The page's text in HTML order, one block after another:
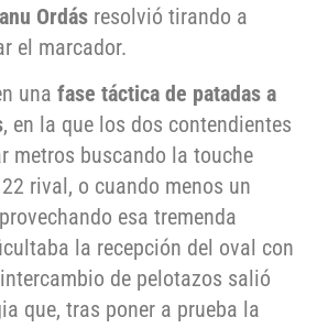
Ordás resolvió tirando a
el marcador.
una fase táctica de patadas a
, en la que los dos contendientes
metros buscando la touche
rival, o cuando menos un
esa tremenda
la recepción del oval con
de pelotazos salió
que, tras poner a prueba la